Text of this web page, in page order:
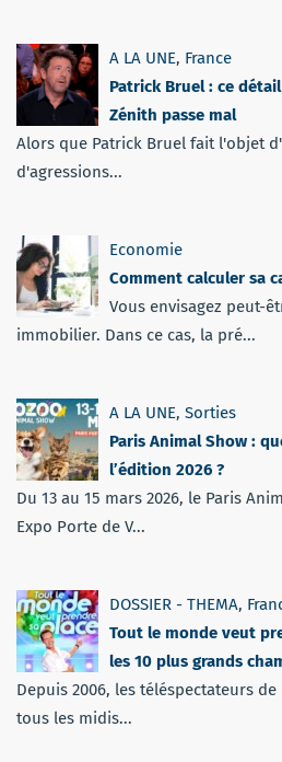
A LA UNE, France
Patrick Bruel : ce
Zénith passe mal
Alors que Patrick Bruel fait l'objet
d'agressions...
Economie
Comment calculer sa
Vous envisagez peut-
immobilier. Dans ce cas, la pré...
A LA UNE, Sorties
Paris Animal Show :
l’édition 2026 ?
Du 13 au 15 mars 2026, le Paris
Expo Porte de V...
DOSSIER - THEMA,
Tout le monde veut
les 10 plus grands
Depuis 2006, les téléspectateurs
tous les midis...